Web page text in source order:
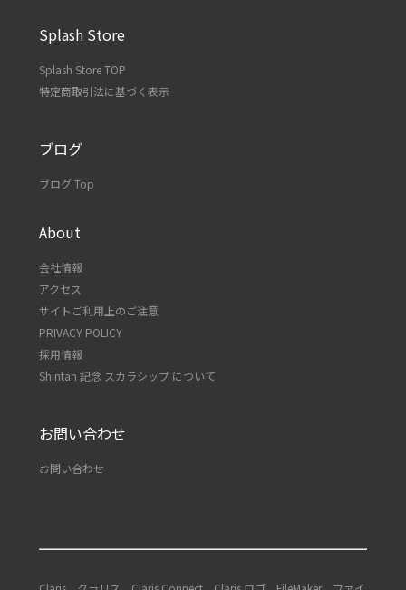
Splash Store
Splash Store TOP
特定商取引法に基づく表示
ブログ
ブログ Top
About
会社情報
アクセス
サイトご利用上のご注意
PRIVACY POLICY
採用情報
Shintan 記念 スカラシップ について
お問い合わせ
お問い合わせ